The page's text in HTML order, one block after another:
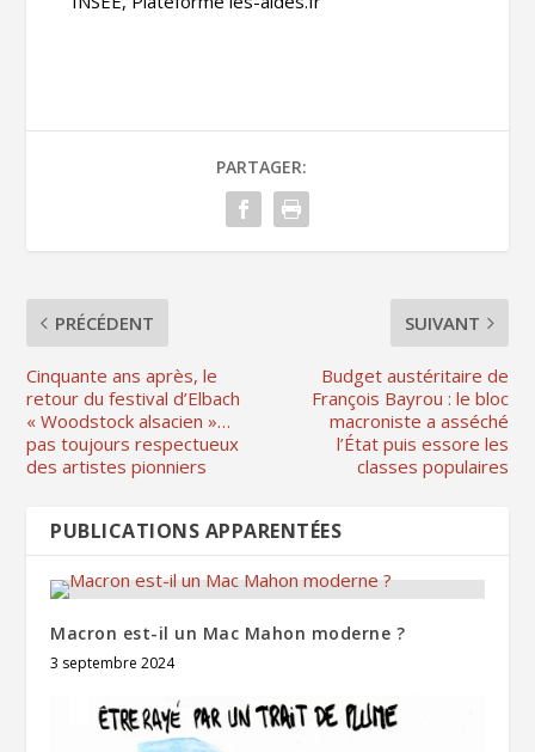
PARTAGER:
PRÉCÉDENT
Cinquante ans après, le
retour du festival d’Elbach
« Woodstock alsacien »…
pas toujours respectueux
des artistes pionniers
SUIVANT
Budget austéritaire de
François Bayrou : le bloc
macroniste a asséché
l’État puis essore les
classes populaires
PUBLICATIONS APPARENTÉES
Macron est-il un Mac Mahon moderne ?
3 septembre 2024